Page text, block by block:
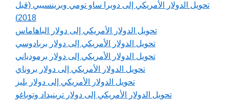
تحويل الدولار الأمريكي إلى دوبرا ساو تومي وبرينسيبي (قبل
2018)
تحويل الدولار الأمريكي إلى دولار الباهاماس
تحويل الدولار الأمريكي إلى دولار بربادوسي
تحويل الدولار الأمريكي إلى دولار برمودياني
تحويل الدولار الأمريكي إلى دولار بروناي
تحويل الدولار الأمريكي إلى دولار بليز
تحويل الدولار الأمريكي إلى دولار ترينيداد وتوباغو